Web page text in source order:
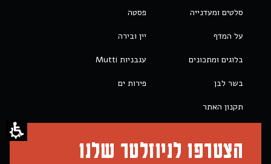
סלטים ומעדנייה פסטה
על המדף יין ובירה
בלוגים ומתכונים עגבניות Mutti
בשר לבן פירות ים
תקנון האתר
הצטרפו לניוזלטר שלנו